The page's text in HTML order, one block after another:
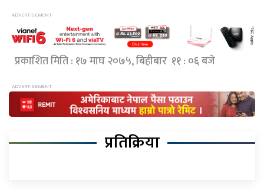
प्रकाशित मिति : १७ माघ २०७५, बिहीबार ११ : ०६ बजे
प्रतिक्रिया